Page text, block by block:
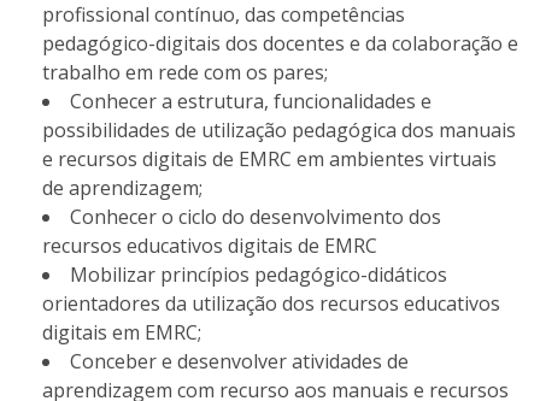
profissional contínuo, das competências
pedagógico-digitais dos docentes e da colaboração e
trabalho em rede com os pares;
Conhecer a estrutura, funcionalidades e
possibilidades de utilização pedagógica dos manuais
e recursos digitais de EMRC em ambientes virtuais
de aprendizagem;
Conhecer o ciclo do desenvolvimento dos
recursos educativos digitais de EMRC
Mobilizar princípios pedagógico-didáticos
orientadores da utilização dos recursos educativos
digitais em EMRC;
Conceber e desenvolver atividades de
aprendizagem com recurso aos manuais e recursos